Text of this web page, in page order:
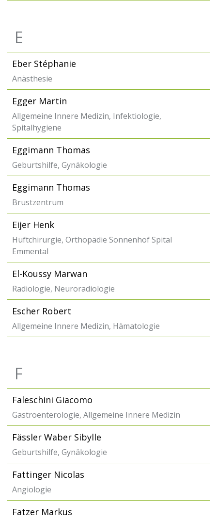
E
Eber Stéphanie
Anästhesie
Egger Martin
Allgemeine Innere Medizin, Infektiologie,
Spitalhygiene
Eggimann Thomas
Geburtshilfe, Gynäkologie
Eggimann Thomas
Brustzentrum
Eijer Henk
Hüftchirurgie, Orthopädie Sonnenhof Spital
Emmental
El-Koussy Marwan
Radiologie, Neuroradiologie
Escher Robert
Allgemeine Innere Medizin, Hämatologie
F
Faleschini Giacomo
Gastroenterologie, Allgemeine Innere Medizin
Fässler Waber Sibylle
Geburtshilfe, Gynäkologie
Fattinger Nicolas
Angiologie
Fatzer Markus